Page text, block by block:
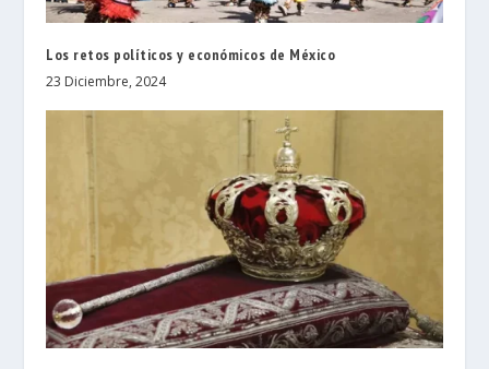
Los retos políticos y económicos de México
23 Diciembre, 2024